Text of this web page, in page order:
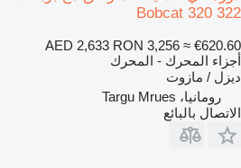
Bobcat 320 322
AED 2,633 RON 3,256 ≈ €620.60
أجزاء المحرك - المحرك
ديزل / مازوت
رومانيا، Targu Mrues
الاتصال بالبائع